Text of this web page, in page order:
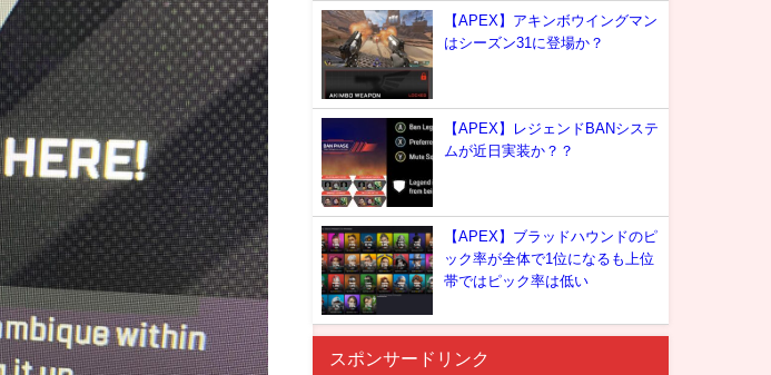
【APEX】アキンボウイングマン
はシーズン31に登場か？
【APEX】レジェンドBANシステ
ムが近日実装か？？
【APEX】ブラッドハウンドのピ
ック率が全体で1位になるも上位
帯ではピック率は低い
スポンサードリンク